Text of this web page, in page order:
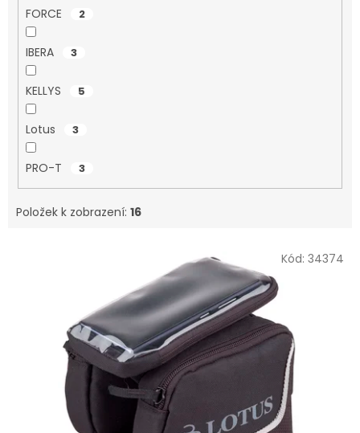
FORCE 2
IBERA 3
KELLYS 5
Lotus 3
PRO-T 3
Položek k zobrazení: 16
Kód: 34374